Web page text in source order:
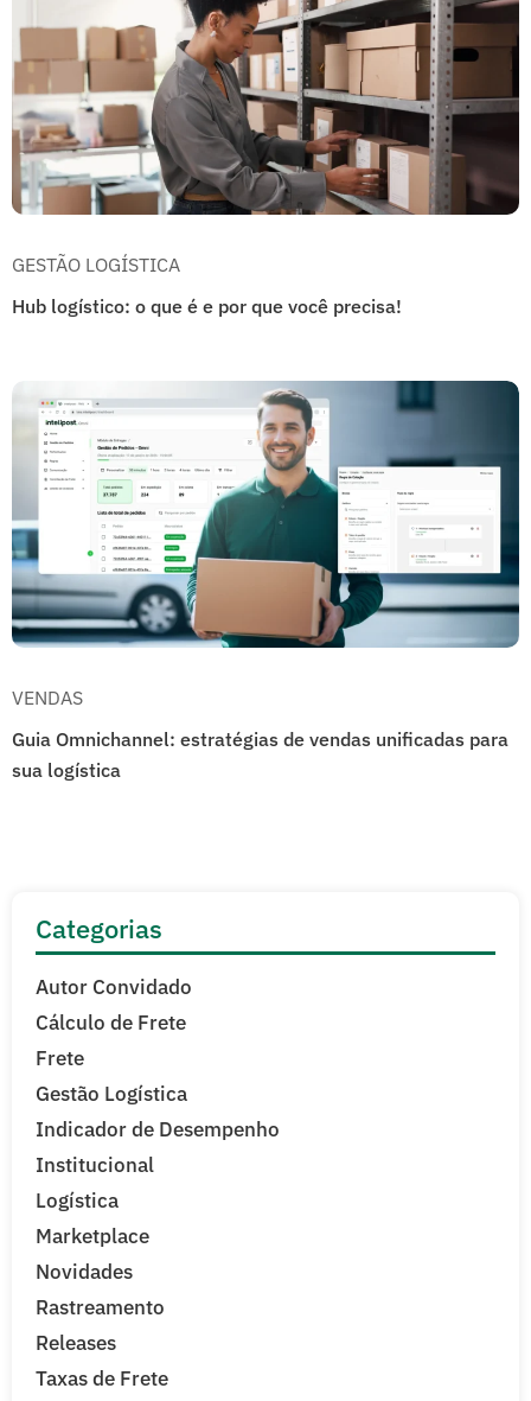
GESTÃO LOGÍSTICA
Hub logístico: o que é e por que você precisa!
VENDAS
Guia Omnichannel: estratégias de vendas unificadas para
sua logística
Categorias
Autor Convidado
Cálculo de Frete
Frete
Gestão Logística
Indicador de Desempenho
Institucional
Logística
Marketplace
Novidades
Rastreamento
Releases
Taxas de Frete